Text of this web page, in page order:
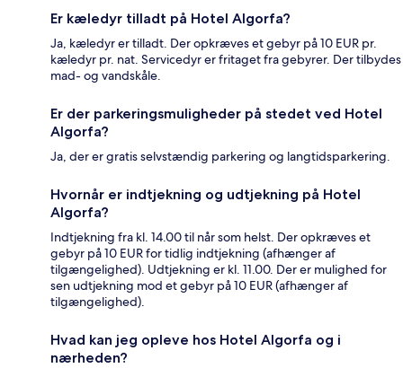
Er kæledyr tilladt på Hotel Algorfa?
Ja, kæledyr er tilladt. Der opkræves et gebyr på 10 EUR pr.
kæledyr pr. nat. Servicedyr er fritaget fra gebyrer. Der tilbydes
mad- og vandskåle.
Er der parkeringsmuligheder på stedet ved Hotel
Algorfa?
Ja, der er gratis selvstændig parkering og langtidsparkering.
Hvornår er indtjekning og udtjekning på Hotel
Algorfa?
Indtjekning fra kl. 14.00 til når som helst. Der opkræves et
gebyr på 10 EUR for tidlig indtjekning (afhænger af
tilgængelighed). Udtjekning er kl. 11.00. Der er mulighed for
sen udtjekning mod et gebyr på 10 EUR (afhænger af
tilgængelighed).
Hvad kan jeg opleve hos Hotel Algorfa og i
nærheden?